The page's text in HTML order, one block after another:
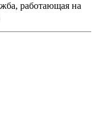
работающая на